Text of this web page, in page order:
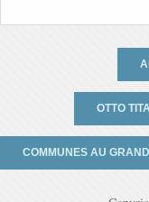
OTTO
COMMUNES AU